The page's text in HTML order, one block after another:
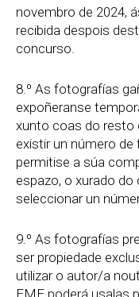
novembro de 2024,
recibida despois
concurso.
8.º As fotografías
expoñeranse
xunto coas do resto
existir un número
permitise a súa
espazo, o xurado
seleccionar un
9.º As fotografías
ser propiedade
utilizar o autor/a